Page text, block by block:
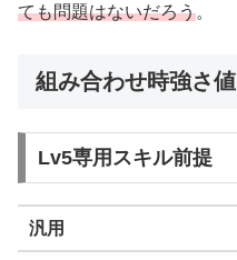
ても問題はないだろう。
組み合わせ時強さ値
Lv5専用スキル前提
汎用